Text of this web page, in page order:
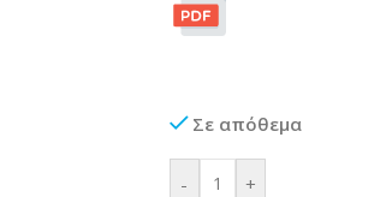
Σε απόθεμα
- +